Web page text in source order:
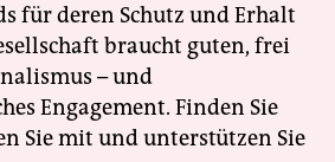
für deren Schutz und Erhalt
braucht guten, frei
– und
Engagement. Finden Sie
Sie mit und unterstützen Sie